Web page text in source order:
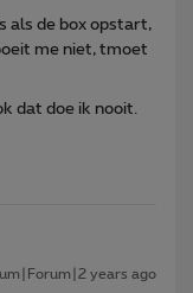
als de box opstart,
me niet, tmoet
dat doe ik nooit.
years ago